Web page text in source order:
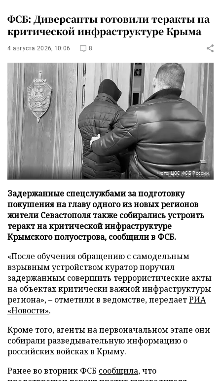
ФСБ: Диверсанты готовили теракты на
критической инфраструктуре Крыма
4 августа 2026, 10:06 8
Фото: ЦОС ФСБ России
Задержанные спецслужбами за подготовку
покушения на главу одного из новых регионов
жители Севастополя также собирались устроить
теракт на критической инфраструктуре
Крымского полуострова, сообщили в ФСБ.
«После обучения обращению с самодельным
взрывным устройством куратор поручил
задержанным совершить террористические акты
на объектах критически важной инфраструктуры
региона», – отметили в ведомстве, передаетРИА
«Новости».
Кроме того, агенты на первоначальном этапе они
собирали разведывательную информацию о
российских войсках в Крыму.
Ранее во вторник ФСБ сообщила, что